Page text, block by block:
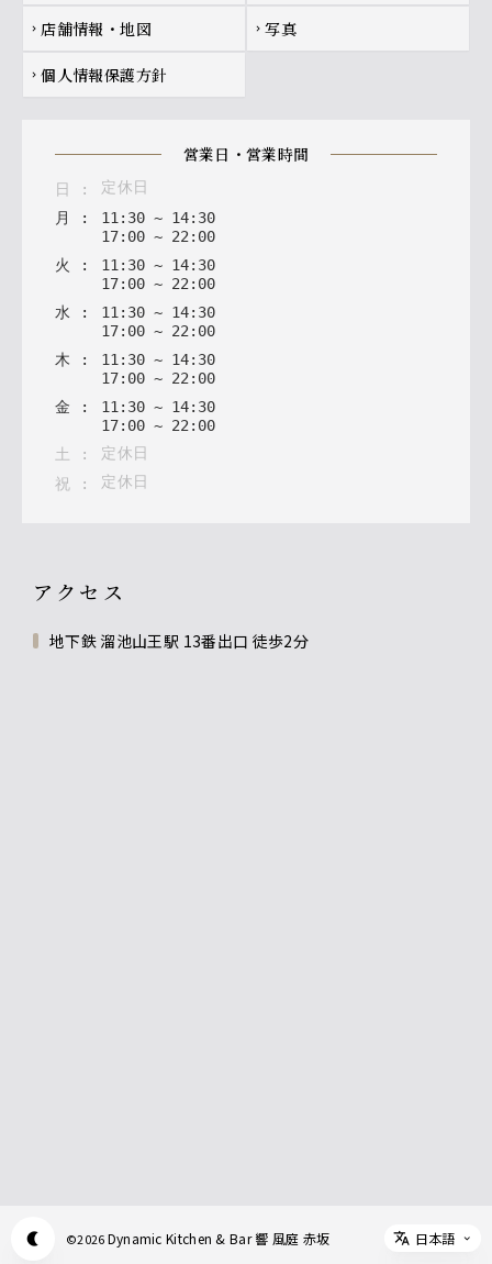
chevron_right 店舗情報・地図 chevron_right 写真
chevron_right 個人情報保護方針
営業日・営業時間
日 :
定休日
月
: 11 : 30 ~ 14: 30
17: 00 ~ 22 : 00
火
: 11 : 30 ~ 14: 30
17: 00 ~ 22 : 00
水 : 11 : 30 ~ 14: 30
17: 00 ~ 22 : 00
木 : 11 : 30 ~ 14: 30
17: 00 ~ 22 : 00
金 : 11: 30 ~ 14: 30
17: 00 ~ 22: 00
土
:
定休日
祝 : 定休日
アクセス
地下鉄 溜池山王駅 13番出口 徒歩2分
©2026Dynamic Kitchen & Bar 響 風庭 赤坂
Select
日本語
Appearance mode switch